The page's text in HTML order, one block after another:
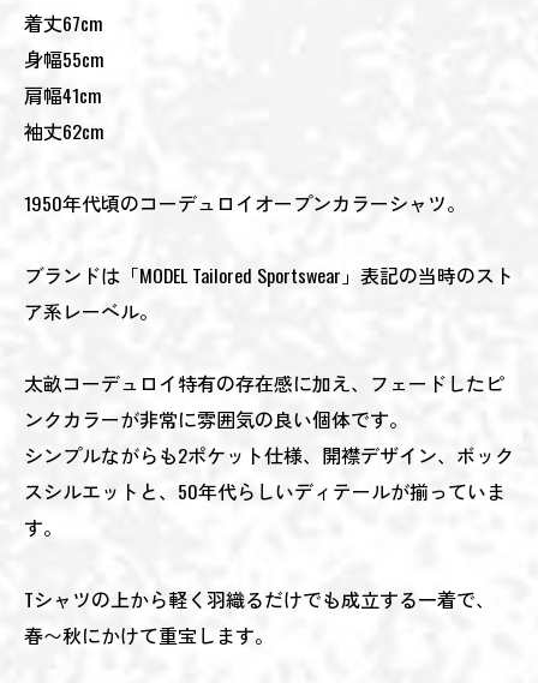
着丈67cm
身幅55cm
肩幅41cm
袖丈62cm
1950年代頃のコーデュロイオープンカラーシャツ。
ブランドは「MODEL Tailored Sportswear」表記の当時のスト
ア系レーベル。
太畝コーデュロイ特有の存在感に加え、フェードしたピ
ンクカラーが非常に雰囲気の良い個体です。
シンプルながらも2ポケット仕様、開襟デザイン、ボック
スシルエットと、50年代らしいディテールが揃っていま
す。
Tシャツの上から軽く羽織るだけでも成立する一着で、
春〜秋にかけて重宝します。